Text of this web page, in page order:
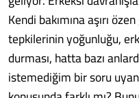
Kendi bakımına aşırı
tepkilerinin yoğunluğu,
durması, hatta bazı
istemediğim bir soru